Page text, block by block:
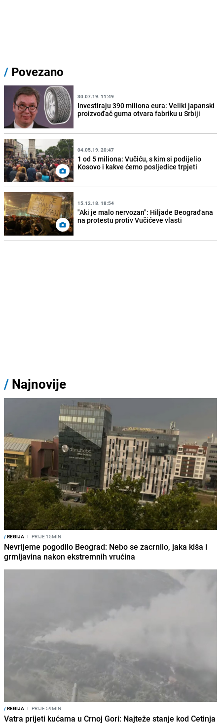
/ Povezano
30.07.19. 11:49
Investiraju 390 miliona eura: Veliki japanski
proizvođač guma otvara fabriku u Srbiji
04.05.19. 20:47
1 od 5 miliona: Vučiću, s kim si podijelio
Kosovo i kakve ćemo posljedice trpjeti
15.12.18. 18:54
"Aki je malo nervozan": Hiljade Beograđana
na protestu protiv Vučićeve vlasti
/ Najnovije
/REGIJA I PRIJE 15MIN
Nevrijeme pogodilo Beograd: Nebo se zacrnilo, jaka kiša i
grmljavina nakon ekstremnih vrućina
/REGIJA I PRIJE 59MIN
Vatra prijeti kućama u Crnoj Gori: Najteže stanje kod Cetinja